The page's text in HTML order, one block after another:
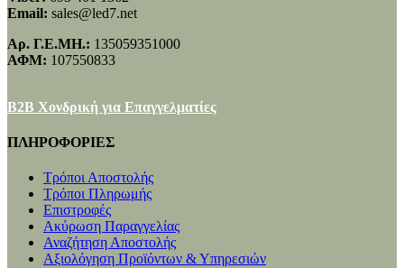
Email: sales@led7.net
Αρ. Γ.Ε.ΜΗ.: 135059351000
ΑΦΜ: 107550833
B2B Χονδρική για Επαγγελματίες
ΠΛΗΡΟΦΟΡΙΕΣ
Τρόποι Αποστολής
Τρόποι Πληρωμής
Επιστροφές
Ακύρωση Παραγγελίας
Αναζήτηση Αποστολής
Αξιολόγηση Προϊόντων & Υπηρεσιών